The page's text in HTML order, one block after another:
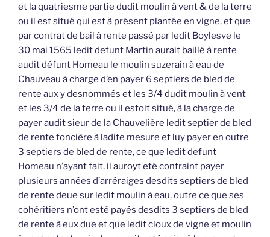
et la quatriesme partie dudit moulin à vent & de la terre
ou il est situé qui est à présent plantée en vigne, et que
par contrat de bail à rente passé par ledit Boylesve le
30 mai 1565 ledit defunt Martin aurait baillé à rente
audit défunt Homeau le moulin suzerain à eau de
Chauveau à charge d’en payer 6 septiers de bled de
rente aux y desnommés et les 3/4 dudit moulin à vent
et les 3/4 de la terre ou il estoit situé, à la charge de
payer audit sieur de la Chauvelière ledit septier de bled
de rente foncière à ladite mesure et luy payer en outre
3 septiers de bled de rente, ce que ledit defunt
Homeau n’ayant fait, il auroyt eté contraint payer
plusieurs années d’arréraiges desdits septiers de bled
de rente deue sur ledit moulin à eau, outre ce que ses
cohéritiers n’ont esté payés desdits 3 septiers de bled
de rente à eux due et que ledit cloux de vigne et moulin